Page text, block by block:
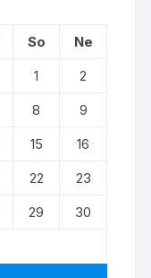
So
Ne
1
2
8
9
15
16
22
23
29
30